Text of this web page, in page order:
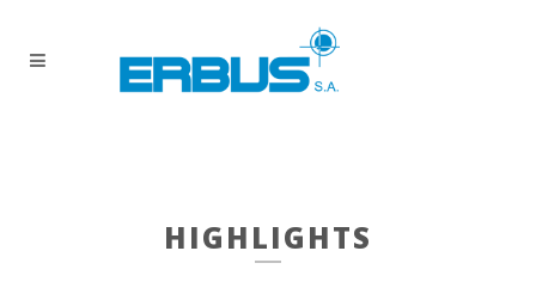
HIGHLIGHTS